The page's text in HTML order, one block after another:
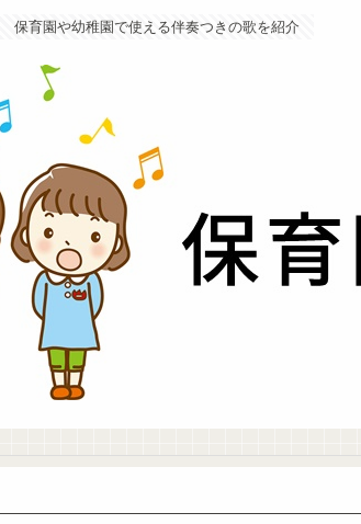
保育園や幼稚園で使える伴奏つきの歌を紹介